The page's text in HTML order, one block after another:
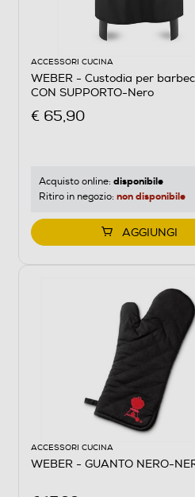
ACCESSORI CUCINA
WEBER - Custodia per
CON SUPPORTO-Nero
€ 65,90
Acquisto online: disponibile
Ritiro in negozio: non disponibile
AGGIUNGI
ACCESSORI CUCINA
WEBER - GUANTO NERO-